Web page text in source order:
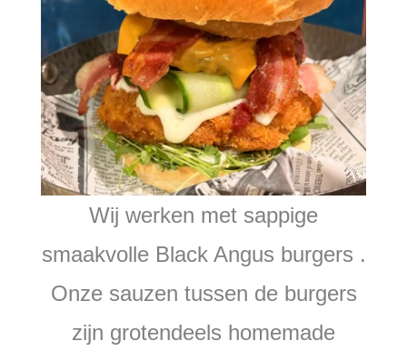
Wij werken met sappige
smaakvolle Black Angus burgers .
Onze sauzen tussen de burgers
zijn grotendeels homemade